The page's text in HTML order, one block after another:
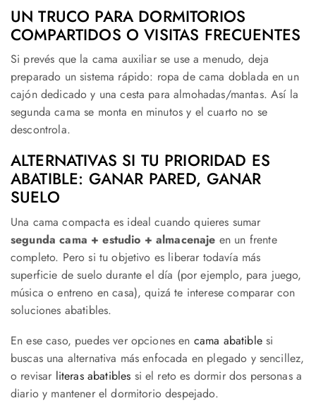
UN TRUCO PARA DORMITORIOS
COMPARTIDOS O VISITAS FRECUENTES
Si prevés que la cama auxiliar se use a menudo, deja
preparado un sistema rápido: ropa de cama doblada en un
cajón dedicado y una cesta para almohadas/mantas. Así la
segunda cama se monta en minutos y el cuarto no se
descontrola.
ALTERNATIVAS SI TU PRIORIDAD ES
ABATIBLE: GANAR PARED, GANAR
SUELO
Una cama compacta es ideal cuando quieres sumar
segunda cama + estudio + almacenaje en un frente
completo. Pero si tu objetivo es liberar todavía más
superficie de suelo durante el día (por ejemplo, para juego,
música o entreno en casa), quizá te interese comparar con
soluciones abatibles.
En ese caso, puedes ver opciones en cama abatiblesi
buscas una alternativa más enfocada en plegado y sencillez,
o revisar literas abatibles si el reto es dormir dos personas a
diario y mantener el dormitorio despejado.